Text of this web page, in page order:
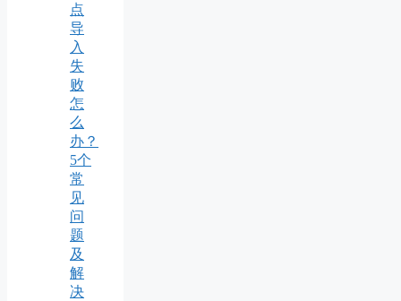
点
导
入
失
败
怎
么
办？
5个
常
见
问
题
及
解
决